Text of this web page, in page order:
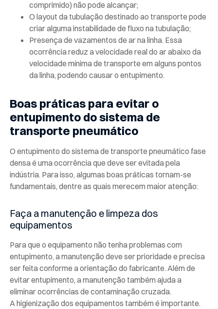
comprimido) não pode alcançar;
O layout da tubulação destinado ao transporte pode
criar alguma instabilidade de fluxo na tubulação;
Presença de vazamentos de ar na linha. Essa
ocorrência reduz a velocidade real do ar abaixo da
velocidade mínima de transporte em alguns pontos
da linha, podendo causar o entupimento.
Boas práticas para evitar o
entupimento do sistema de
transporte pneumático
O entupimento do sistema de transporte pneumático fase
densa é uma ocorrência que deve ser evitada pela
indústria. Para isso, algumas boas práticas tornam-se
fundamentais, dentre as quais merecem maior atenção:
Faça a manutenção e limpeza dos
equipamentos
Para que o equipamento não tenha problemas com
entupimento, a manutenção deve ser prioridade e precisa
ser feita conforme a orientação do fabricante. Além de
evitar entupimento, a manutenção também ajuda a
eliminar ocorrências de contaminação cruzada.
A higienização dos equipamentos também é importante.